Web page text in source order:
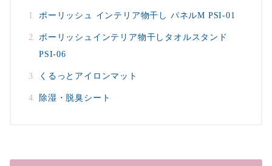
ポーリッシュ インテリア物干し パネルM PSI-01
ポーリッシュインテリア物干しタオルスタンド
PSI-06
くるっとアイロンマット
除湿・脱臭シート